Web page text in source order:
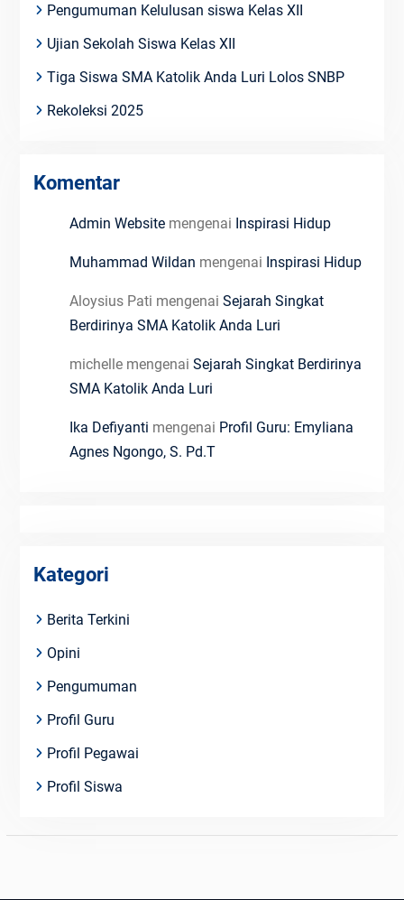
Pengumuman Kelulusan siswa Kelas XII
Ujian Sekolah Siswa Kelas XII
Tiga Siswa SMA Katolik Anda Luri Lolos SNBP
Rekoleksi 2025
Komentar
Admin Websitemengenai Inspirasi Hidup
Muhammad Wildan mengenai Inspirasi Hidup
Aloysius Pati mengenai Sejarah Singkat
Berdirinya SMA Katolik Anda Luri
michellemengenai Sejarah Singkat Berdirinya
SMA Katolik Anda Luri
Ika Defiyanti mengenai Profil Guru: Emyliana
Agnes Ngongo, S. Pd.T
Kategori
Berita Terkini
Opini
Pengumuman
Profil Guru
Profil Pegawai
Profil Siswa